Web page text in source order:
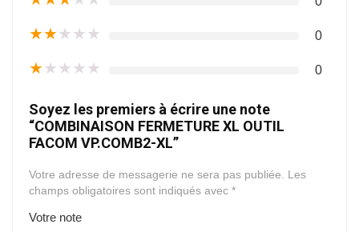
★★★★★ 0
★★★★★ 0
Soyez les premiers à écrire une note
“COMBINAISON FERMETURE XL OUTIL
FACOM VP.COMB2-XL”
Votre adresse de messagerie ne sera pas publiée. Les
champs obligatoires sont indiqués avec *
Votre note